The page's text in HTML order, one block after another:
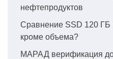
нефтепродуктов
Сравнение SSD 120 ГБ
кроме объема?
МАРАД верификация